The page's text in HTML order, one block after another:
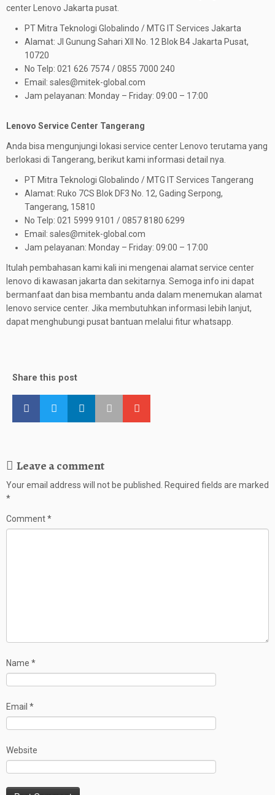
center Lenovo Jakarta pusat.
PT Mitra Teknologi Globalindo / MTG IT Services Jakarta
Alamat: Jl Gunung Sahari XII No. 12 Blok B4 Jakarta Pusat,
10720
No Telp: 021 626 7574 / 0855 7000 240
Email: sales@mitek-global.com
Jam pelayanan: Monday – Friday: 09:00 – 17:00
Lenovo Service Center Tangerang
Anda bisa mengunjungi lokasi service center Lenovo terutama yang
berlokasi di Tangerang, berikut kami informasi detail nya.
PT Mitra Teknologi Globalindo / MTG IT Services Tangerang
Alamat: Ruko 7CS Blok DF3 No. 12, Gading Serpong,
Tangerang, 15810
No Telp: 021 5999 9101 / 0857 8180 6299
Email: sales@mitek-global.com
Jam pelayanan: Monday – Friday: 09:00 – 17:00
Itulah pembahasan kami kali ini mengenai alamat service center
lenovo di kawasan jakarta dan sekitarnya. Semoga info ini dapat
bermanfaat dan bisa membantu anda dalam menemukan alamat
lenovo service center. Jika membutuhkan informasi lebih lanjut,
dapat menghubungi pusat bantuan melalui fitur whatsapp.
Share this post
Leave a comment
Your email address will not be published.
Required fields are marked
*
Comment*
Name *
Email *
Website